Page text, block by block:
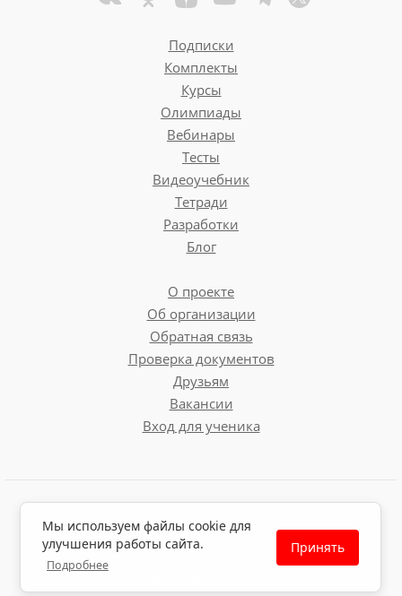
Подписки
Комплекты
Курсы
Олимпиады
Вебинары
Тесты
Видеоучебник
Тетради
Разработки
Блог
О проекте
Об организации
Обратная связь
Проверка документов
Друзьям
Вакансии
Вход для ученика
Политика обработки персональных данных
Политика использования файлов cookie
Мы используем файлы cookie для
улучшения работы сайта.
Подробнее
Принять